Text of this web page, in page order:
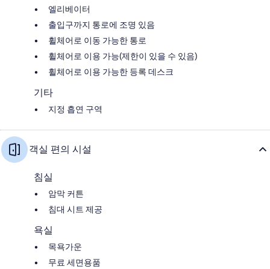
엘리베이터
출입구까지 통로에 조명 있음
휠체어로 이동 가능한 통로
휠체어로 이용 가능(제한이 있을 수 있음)
휠체어로 이용 가능한 등록 데스크
기타
지정 흡연 구역
객실 편의 시설
침실
암막 커튼
침대 시트 제공
욕실
목욕가운
무료 세면용품